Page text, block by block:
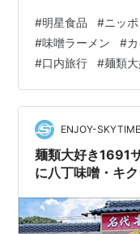
武石本店」です。
田所商店特製コク味
テト・玉ねぎ）が入
ントのお味噌汁の
てたので具と一緒
（小さじ2杯）・味
#明星食品 #ニッ
#味噌ラーメン #
#口内旅行 #麺類大
ENJOY-
麺類大好き1691
に八丁味噌・キ